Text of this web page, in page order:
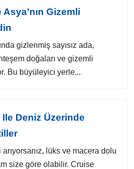
Gizemli
gizlenmiş sayısız ada,
doğaları ve gizemli
Bu büyüleyici yerle...
Deniz Üzerinde
lüks ve macera dolu
size göre olabilir. Cruise